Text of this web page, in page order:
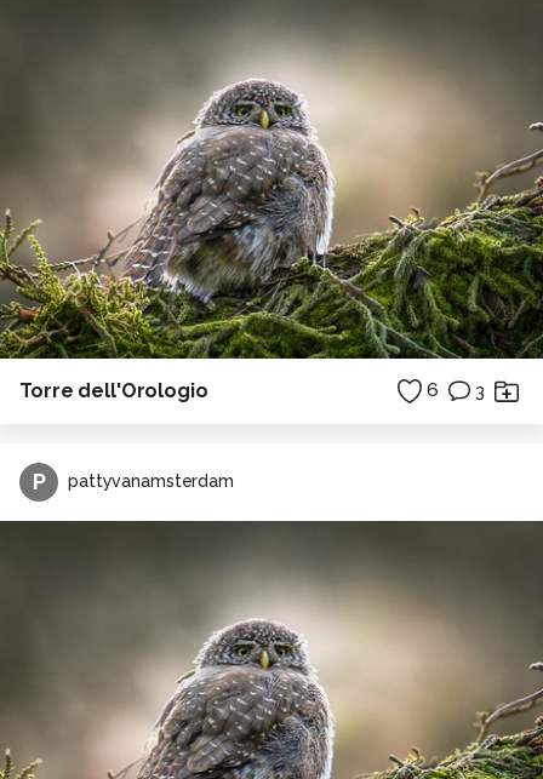
Torre dell'Orologio 6 3
P pattyvanamsterdam